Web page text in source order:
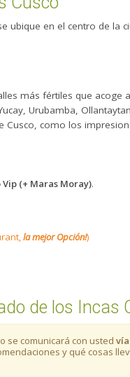
ubique en el centro de la
más fértiles que acoge
Urubamba,
Cusco, como los
(+ Maras Moray).
la mejor Opción!)
de los Incas
se comunicará con usted
y qué cosas